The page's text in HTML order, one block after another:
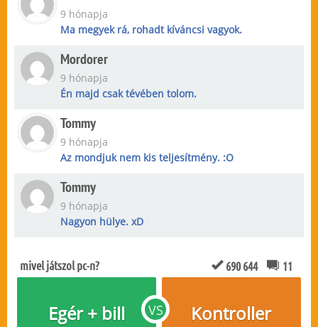
9 hónapja
Ma megyek rá, rohadt kíváncsi vagyok.
Mordorer
9 hónapja
Én majd csak tévében tolom.
Tommy
9 hónapja
Az mondjuk nem kis teljesítmény. :O
Tommy
9 hónapja
Nagyon hülye. xD
mivel játszol pc-n? 690 644 11
VS
Egér + bill Kontroller